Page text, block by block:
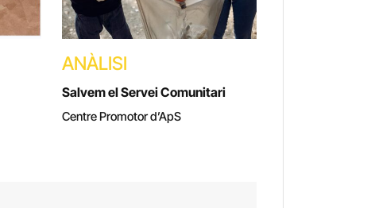
ANÀLISI
Salvem el Servei Comunitari
Centre Promotor d’ApS